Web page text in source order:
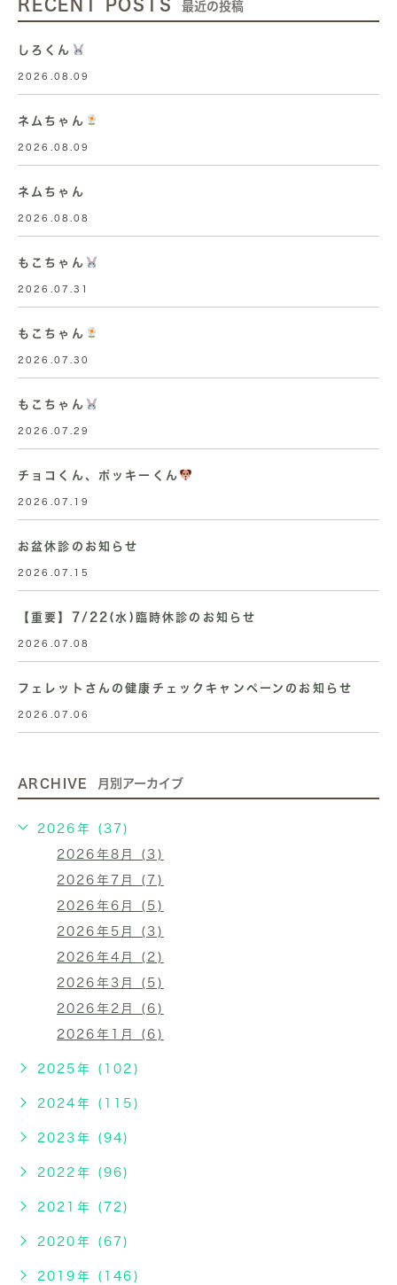
RECENT POSTS 最近の投稿
しろくん
2026.08.09
ネムちゃん
2026.08.09
ネムちゃん
2026.08.08
もこちゃん
2026.07.31
もこちゃん
2026.07.30
もこちゃん
2026.07.29
チョコくん、ポッキーくん
2026.07.19
お盆休診のお知らせ
2026.07.15
【重要】7/22(水)臨時休診のお知らせ
2026.07.08
フェレットさんの健康チェックキャンペーンのお知らせ
2026.07.06
ARCHIVE 月別アーカイブ
2026年 (37)
2026年8月 (3)
2026年7月 (7)
2026年6月 (5)
2026年5月 (3)
2026年4月 (2)
2026年3月 (5)
2026年2月 (6)
2026年1月 (6)
2025年 (102)
2024年 (115)
2023年 (94)
2022年 (96)
2021年 (72)
2020年 (67)
2019年 (146)